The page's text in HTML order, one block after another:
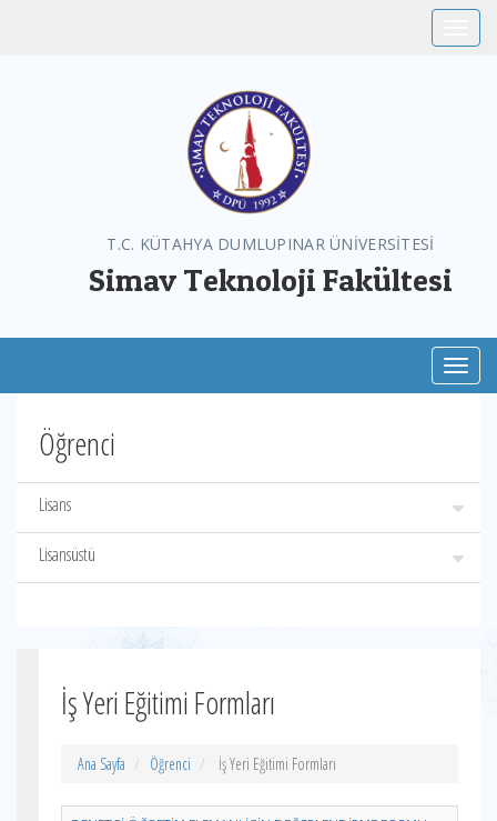
T.C. KÜTAHYA DUMLUPINAR ÜNİVERSİTESİ
Simav Teknoloji Fakültesi
Öğrenci
Lisans
Lisansüstü
İş Yeri Eğitimi Formları
Ana Sayfa Öğrenci İş Yeri Eğitimi Formları